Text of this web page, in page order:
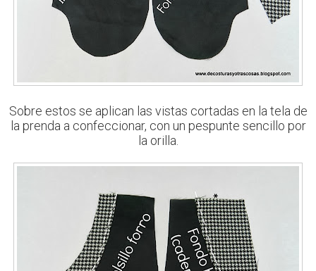
Sobre estos se aplican las vistas cortadas en la tela de
la prenda a confeccionar, con un pespunte sencillo por
la orilla.